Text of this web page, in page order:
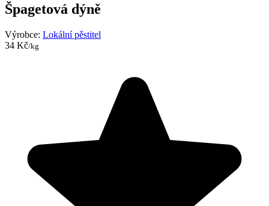
Špagetová dýně
Výrobce: Lokální pěstitel
34 Kč/kg